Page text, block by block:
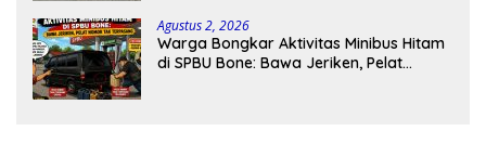
Agustus 2, 2026
Warga Bongkar Aktivitas Minibus Hitam
di SPBU Bone: Bawa Jeriken, Pelat